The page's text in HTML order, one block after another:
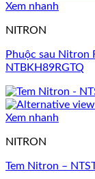
Xem nhanh
NITRON
Phuộc sau Nitron
NTBKH89RGTQ
Xem nhanh
NITRON
Tem Nitron –